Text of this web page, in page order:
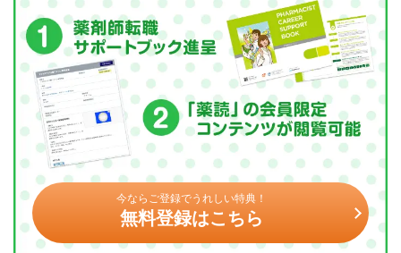
今ならご登録でうれしい特典！
無料登録はこちら